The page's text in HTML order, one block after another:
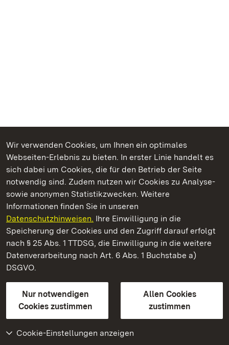
Wir verwenden Cookies, um Ihnen ein optimales
Webseiten-Erlebnis zu bieten. In erster Linie handelt es
sich dabei um Cookies, die für den Betrieb der Seite
notwendig sind. Zudem nutzen wir Cookies zu Analyse-
sowie anonymen Statistikzwecken. Weitere
Informationen finden Sie in unseren
Datenschutzhinweisen. Ihre Einwilligung in die
Speicherung der Cookies und den Zugriff darauf erfolgt
nach § 25 Abs. 1 TTDSG, die Einwilligung in die weitere
Datenverarbeitung nach Art. 6 Abs. 1 Buchstabe a)
DSGVO.
Nur notwendigen
Cookies zustimmen
Allen Cookies
zustimmen
Cookie-Einstellungen anzeigen
Kommen. Staunen. Genießen.
Staatliche Schlösser und Gärten Baden‑Württemberg
Staatliche Schlösser und Gärten Baden-Württemberg
Kontakt
GebärdenspracheLeichte Sprache
Erklärung zur Barrierefreiheit
BITV-konform (geprüfte Seiten)
Weiteres